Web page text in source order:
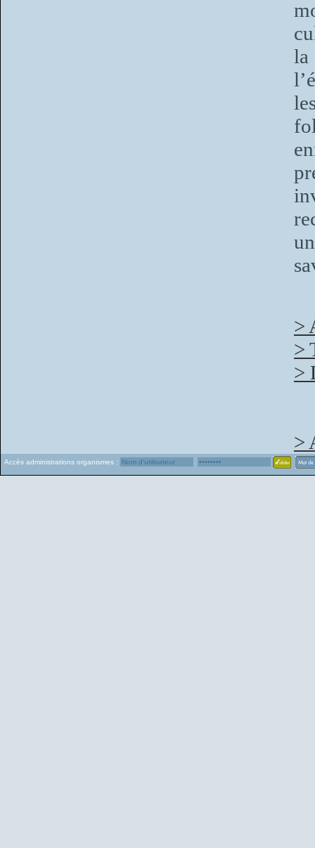
>
>
>
>
Accès administrations organismes :